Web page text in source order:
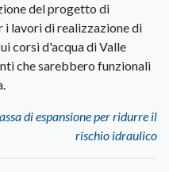
del progetto di
lavori di realizzazione di
corsi d'acqua di Valle
che sarebbero funzionali
di espansione per ridurre il
rischio idraulico